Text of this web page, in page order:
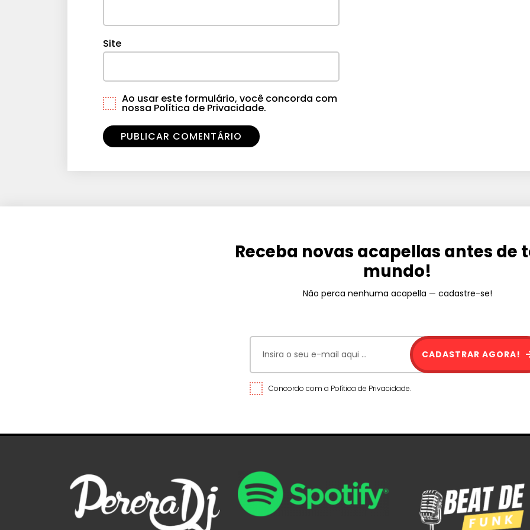
Site
Ao usar este formulário, você concorda com
nossa Política de Privacidade.
Receba novas acapellas antes de
mundo!
Não perca nenhuma acapella — cadastre-se!
Concordo com a Política de Privacidade.
CADASTRAR AGORA!